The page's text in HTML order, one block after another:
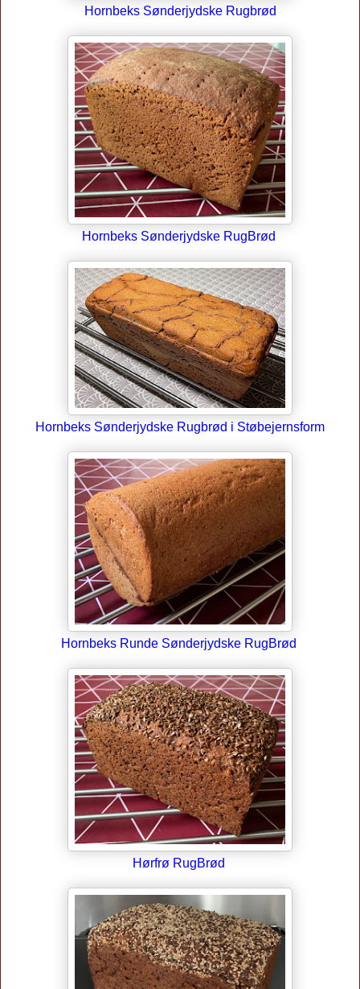
Hornbeks Sønderjydske Rugbrød
Hornbeks Sønderjydske RugBrød
Hornbeks Sønderjydske Rugbrød i Støbejernsform
Hornbeks Runde Sønderjydske RugBrød
Hørfrø RugBrød